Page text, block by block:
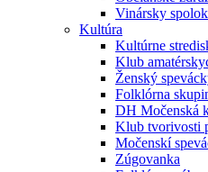
Vinársky
Kultúra
Kultúrne
Klub
Ženský
Folklórna
DH Močenská
Klub tvorivosti
Močenskí
Zúgovanka